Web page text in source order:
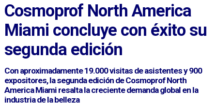
Cosmoprof North America
Miami concluye con éxito su
segunda edición
Con aproximadamente 19.000 visitas de asistentes y 900
expositores, la segunda edición de Cosmoprof North
America Miami resalta la creciente demanda global en la
industria de la belleza